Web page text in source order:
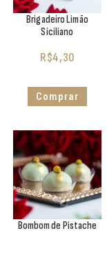
Brigadeiro Limão
Siciliano
R$4,30
Comprar
Bombom de Pistache